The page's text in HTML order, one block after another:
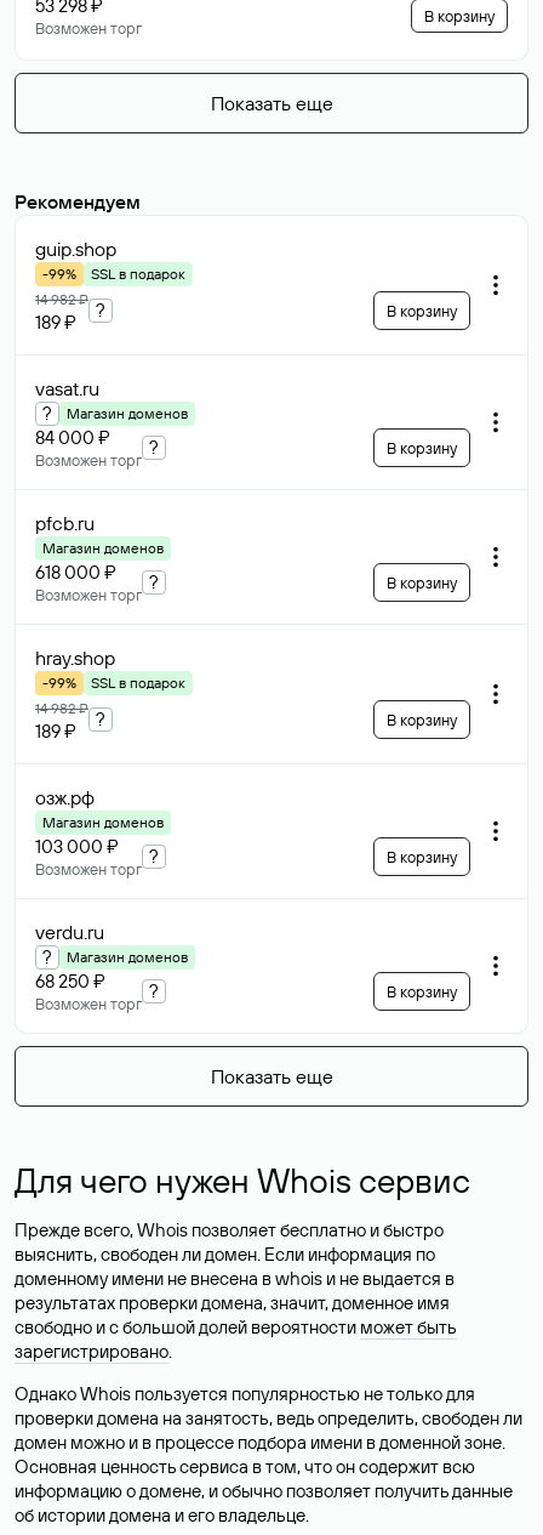
53 298 ₽
Возможен торг
В корзину
Показать еще
Рекомендуем
guip.shop
-99%
SSL в подарок
14 982 ₽
189 ₽
? В корзину
vasat.ru
? Магазин доменов
84 000 ₽
Возможен торг
? В корзину
pfcb.ru
Магазин доменов
618 000 ₽
Возможен торг
? В корзину
hray.shop
-99%
SSL в подарок
14 982 ₽
189 ₽
? В корзину
озж.рф
Магазин доменов
103 000 ₽
Возможен торг
? В корзину
verdu.ru
? Магазин доменов
68 250 ₽
Возможен торг
? В корзину
Показать еще
Для чего нужен Whois сервис
Прежде всего, Whois позволяет бесплатно и быстро
выяснить, свободен ли домен. Если информация по
доменному имени не внесена в whois и не выдается в
результатах проверки домена, значит, доменное имя
свободно и с большой долей вероятности может быть
зарегистрировано.
Однако Whois пользуется популярностью не только для
проверки домена на занятость, ведь определить, свободен ли
домен можно и в процессе подбора имени в доменной зоне.
Основная ценность сервиса в том, что он содержит всю
информацию о домене, и обычно позволяет получить данные
об истории домена и его владельце.